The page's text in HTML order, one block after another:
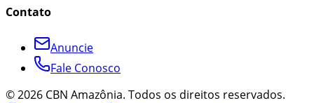
Contato
Anuncie
Fale Conosco
©2026 CBN Amazônia. Todos os direitos reservados.